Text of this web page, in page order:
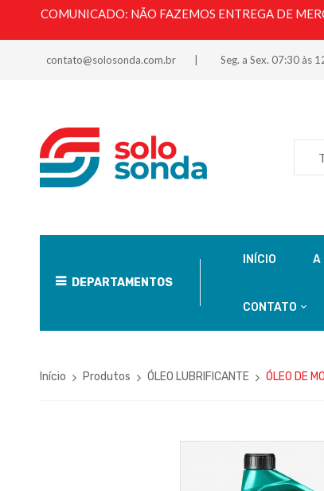
COMUNICADO: NÃO FAZEMOS ENTREGA DE
contato@solosonda.com.br Seg. a Sex. 07:30 às
DEPARTAMENTOS
INÍCIO A
CONTATO
Início Produtos ÓLEO LUBRIFICANTE ÓLEO DE